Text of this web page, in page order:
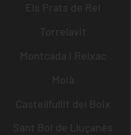
Els Prats de Rei
Torrelavit
Montcada i Reixac
Moià
Castellfullit del Boix
Sant Boi de Lluçanès